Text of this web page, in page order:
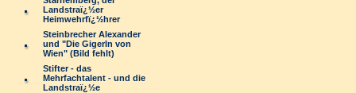
Landstraï¿½er
Heimwehrfï¿½hrer
Steinbrecher Alexander
und "Die Gigerln von
Wien" (Bild fehlt)
Stifter - das
Mehrfachtalent - und die
Landstraï¿½e